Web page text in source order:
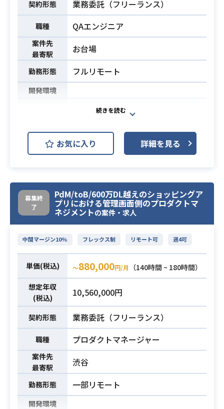
等の市場（マーケットプレイス）型
ビジネスでの実務経験
これらの業務を円滑に進めるために
は、技術知識だけでなく、プロジェ
クトを推進する力も求められます。
特に、GoogleLookerを用いた要件
定義やダッシュボード設計・構築経
験、およびプロジェクトリードの経
験をお持ちの方が望ましいと考えて
・Google Looker などのBIツールを
用いた要件定義およびダッシュボー
ド設計、構築経験
・データ分析要件のヒアリングから
・プロジェクトリードとしての進行
管理・関係者調整経験
・データマートやデータ連携の基本
設計に関する理解
契約形態 業務委託（フリーランス）
職種 QAエンジニア
案件先
最寄駅
お台場
勤務形態 フルリモート
開発環境
業務内容
小製造業向けSaaSを展開する企業に
す。
プロダクトがグロースしていくにあ
る方を募集いたします。
【お任せしたい業務】
・新機能や改修箇所のテストの実施
・不具合の再現検証および記録
・レポート作成とチケット起票
場合によっては以下もお願いする予
・テスト計画およびテストシナリ
オ・ケースの設計
・回帰テスト（リグレッション）の
設計・運用
・不具合事象に対する要因分析や議
論
・テスト自動化
・品質担保におけるメトリクスの設
計・運用
お気に入り 詳細を見る
募集終
了
PdM/toB/600万DL越えのショッピングア
プリにおける管理画面側のプロダクトマ
ネジメントの案件・求人
中間マージン10% フレックス制 リモート可 週4可
単価(税込) 〜880,000円/月
（140時間 ~ 180時間）
想定年収
(税込)
10,560,000円
契約形態 業務委託（フリーランス）
職種 プロダクトマネージャー
案件先
最寄駅
渋谷
勤務形態 一部リモート
開発環境